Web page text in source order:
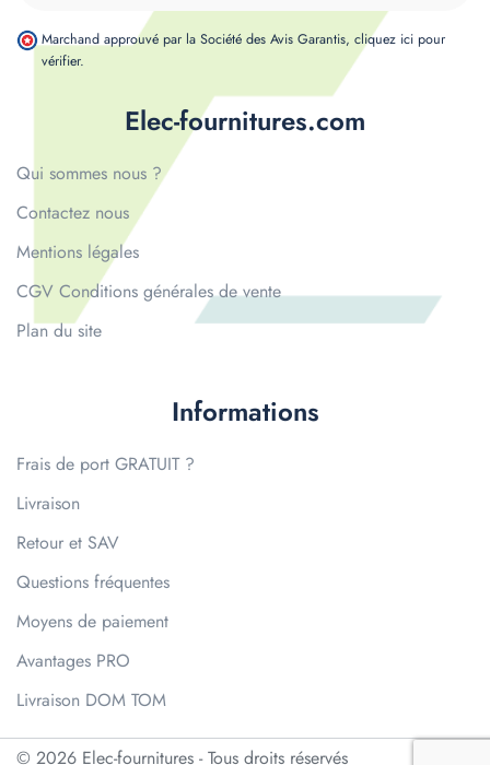
Elec-fournitures.com
Qui sommes nous ?
Contactez nous
Mentions légales
CGV Conditions générales de vente
Plan du site
Informations
Frais de port GRATUIT ?
Livraison
Retour et SAV
Questions fréquentes
Moyens de paiement
Avantages PRO
Livraison DOM TOM
Marchand approuvé par la Société des Avis Garantis, cliquez ici pour
vérifier.
© 2026 Elec-fournitures - Tous droits réservés